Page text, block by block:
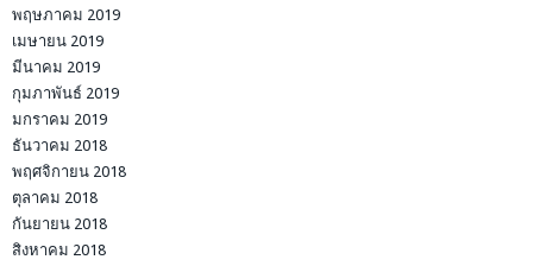
พฤษภาคม 2019
เมษายน 2019
มีนาคม 2019
กุมภาพันธ์ 2019
มกราคม 2019
ธันวาคม 2018
พฤศจิกายน 2018
ตุลาคม 2018
กันยายน 2018
สิงหาคม 2018